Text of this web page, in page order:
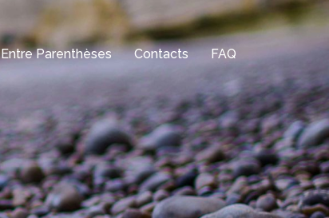
Entre Parenthèses Contacts FAQ